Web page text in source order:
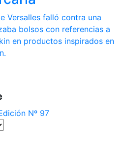
Versalles falló contra una
bolsos con referencias a
en productos inspirados en